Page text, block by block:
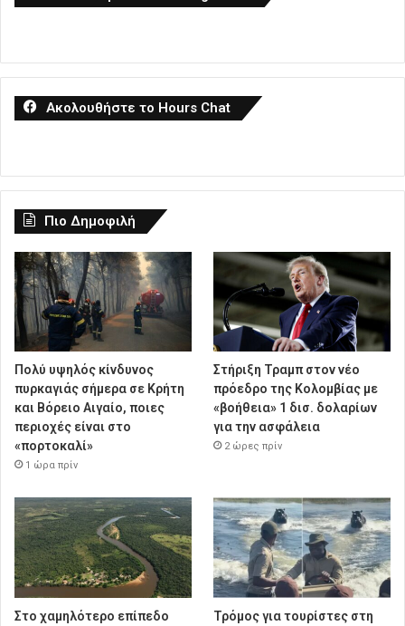
Ακολουθήστε το Hours Chat
Πιο Δημοφιλή
Πολύ υψηλός κίνδυνος
πυρκαγιάς σήμερα σε Κρήτη
και Βόρειο Αιγαίο, ποιες
περιοχές είναι στο
«πορτοκαλί»
1 ώρα πρίν
Στήριξη Τραμπ στον νέο
πρόεδρο της Κολομβίας με
«βοήθεια» 1 δισ. δολαρίων
για την ασφάλεια
2 ώρες πρίν
Στο χαμηλότερο επίπεδο
Τρόμος για τουρίστες στη